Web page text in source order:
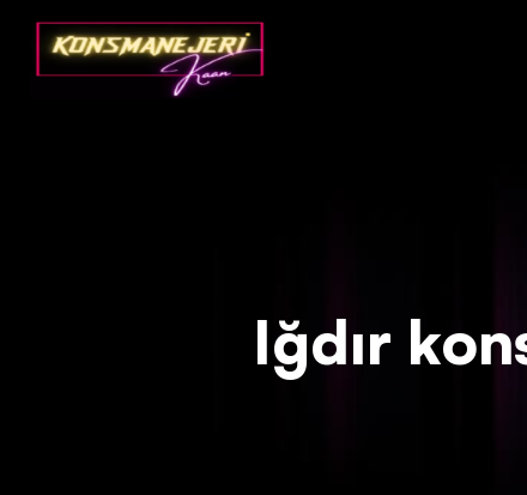
Deprecated: json_decode(): Passing null to parameter #1
Iğdır